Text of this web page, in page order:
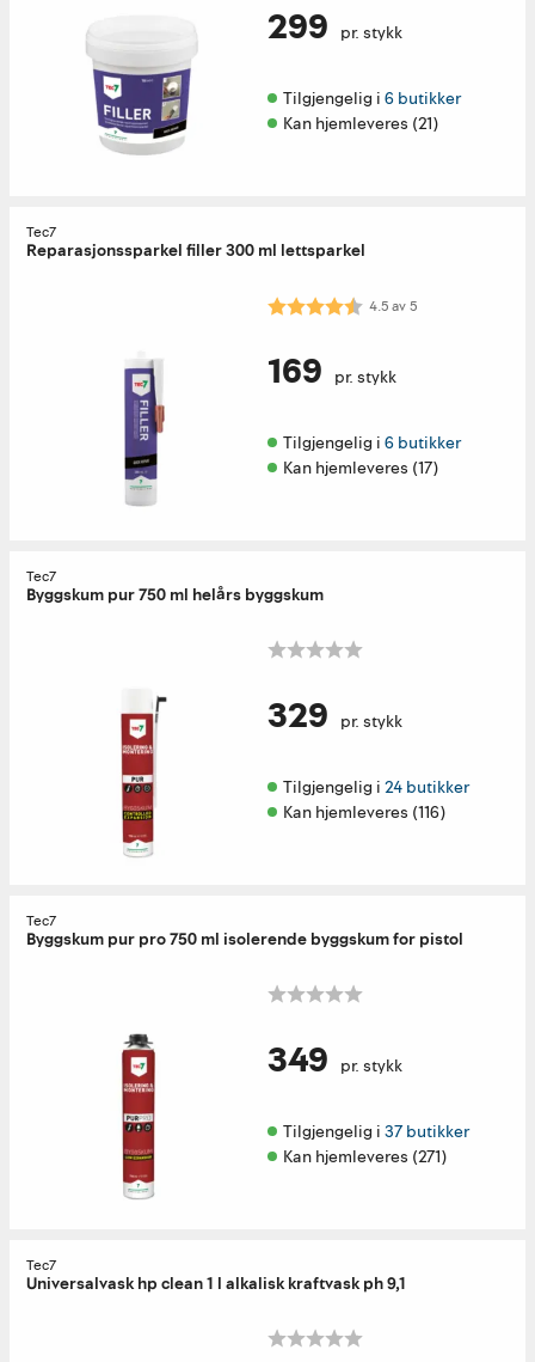
299 pr. stykk
Tilgjengelig i 6 butikker
Kan hjemleveres (21)
Tec7
Reparasjonssparkel filler 300 ml lettsparkel
Karakter: 4.5 av 5 mulige
4.5av5
169 pr. stykk
Tilgjengelig i 6 butikker
Kan hjemleveres (17)
Tec7
Byggskum pur 750 ml helårs byggskum
329 pr. stykk
Tilgjengelig i 24 butikker
Kan hjemleveres (116)
Tec7
Byggskum pur pro 750 ml isolerende byggskum for pistol
349 pr. stykk
Tilgjengelig i 37 butikker
Kan hjemleveres (271)
Tec7
Universalvask hp clean 1 l alkalisk kraftvask ph 9,1